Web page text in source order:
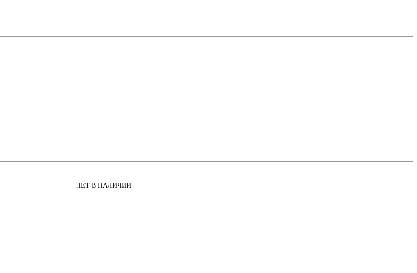
НЕТ В НАЛИЧИИ